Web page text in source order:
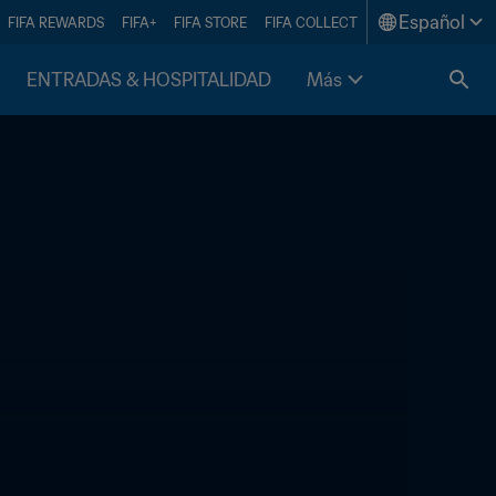
FIFA REWARDS FIFA+ FIFA STORE FIFA COLLECT Español
ENTRADAS & HOSPITALIDAD Más